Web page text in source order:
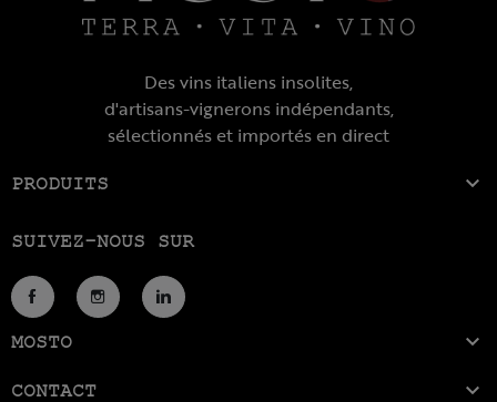
Des vins italiens insolites,
d'artisans-vignerons indépendants,
sélectionnés et importés en direct
PRODUITS 
SUIVEZ-NOUS SUR
FacebookInstagramLinkedIn
MOSTO 
CONTACT 